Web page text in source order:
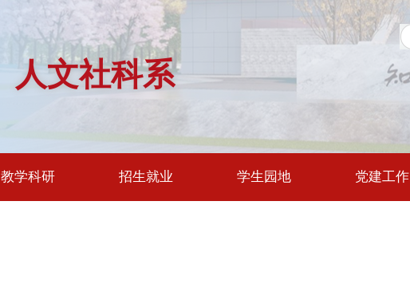
人文社科系
教学科研 招生就业 学生园地 党建工作